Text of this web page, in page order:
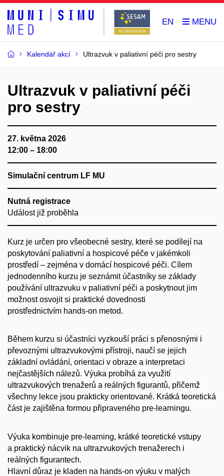
EN
Kalendář akcí Ultrazvuk v paliativní péči pro sestry
Ultrazvuk v paliativní péči
pro sestry
27. května 2026
12:00 – 18:00
Simulační centrum LF MU
Nutná registrace
Událost již proběhla
Kurz je určen pro všeobecné sestry, které se podílejí na
poskytování paliativní a hospicové péče v jakémkoli
prostředí – zejména v domácí hospicové péči. Cílem
jednodenního kurzu je seznámit účastníky se základy
používání ultrazvuku v paliativní péči a poskytnout jim
možnost osvojit si praktické dovednosti
prostřednictvím hands-on metod.
Během kurzu si účastníci vyzkouší práci s přenosnými i
převoznými ultrazvukovými přístroji, naučí se jejich
základní ovládání, orientaci v obraze a interpretaci
nejčastějších nálezů. Výuka probíhá za využití
ultrazvukových trenažerů a reálných figurantů, přičemž
všechny lekce jsou prakticky orientované. Krátká teoretická
část je zajištěna formou připraveného pre-learningu.
Výuka kombinuje pre-learning, krátké teoretické vstupy
a praktický nácvik na ultrazvukových trenažerech i
reálných figurantech.
Hlavní důraz je kladen na hands-on výuku v malých